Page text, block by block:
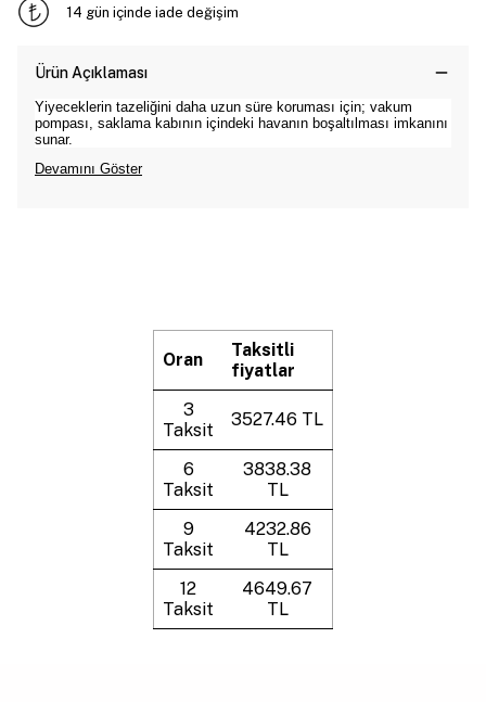
14 gün içinde iade değişim
Ürün Açıklaması
Yiyeceklerin tazeliğini daha uzun süre koruması için; vakum
pompası, saklama kabının içindeki havanın boşaltılması imkanını
sunar.
Devamını Göster
Oran
Taksitli
fiyatlar
3
Taksit
3527.46 TL
6
Taksit
3838.38
TL
9
Taksit
4232.86
TL
12
Taksit
4649.67
TL